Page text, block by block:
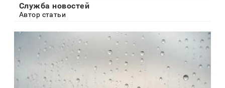
Служба новостей
Автор статьи